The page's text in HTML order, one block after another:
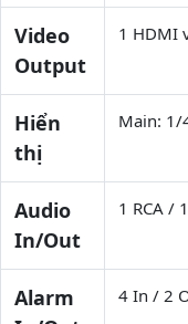
Video
Output
1 HDMI
Hiển
thị
Main:
Audio
In/Out
1 RCA /
Alarm
4 In / 2